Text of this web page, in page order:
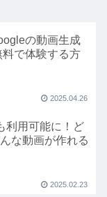
の動画生成
で体験する方
2025.04.26
利用可能に！ど
な動画が作れる
2025.02.23